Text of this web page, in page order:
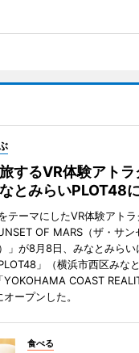
するVR体験アトラ
とみらいPLOT48
テーマにしたVR体験アト
OF MARS（ザ・サン
」が8月8日、みなとみらい
」（横浜市西区みな
YOKOHAMA COAST
ープンした。
食べる